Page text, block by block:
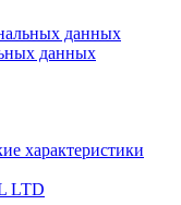
данных
данных
характеристики
LTD